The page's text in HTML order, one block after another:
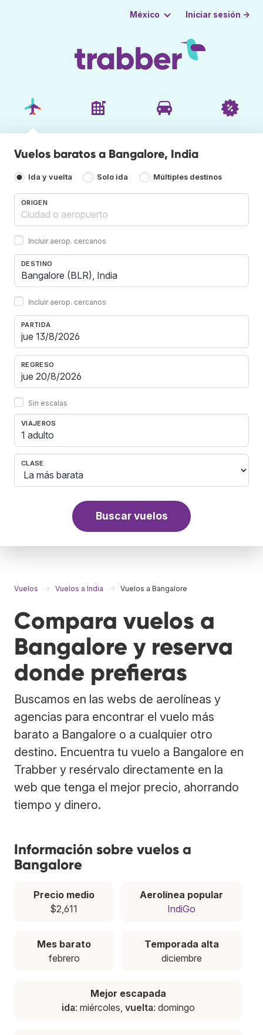
México Iniciar sesión →
Vuelos baratos a Bangalore, India
Ida y vuelta Solo ida Múltiples destinos
ORIGEN
Incluir aerop. cercanos
DESTINO
Incluir aerop. cercanos
PARTIDA
REGRESO
Sin escalas
VIAJEROS
1 adulto
CLASE
Buscar vuelos
Vuelos Vuelos a India Vuelos a Bangalore
Compara vuelos a
Bangalore y reserva
donde prefieras
Buscamos en las webs de aerolíneas y
agencias para encontrar el vuelo más
barato a Bangalore o a cualquier otro
destino. Encuentra tu vuelo a Bangalore en
Trabber y resérvalo directamente en la
web que tenga el mejor precio, ahorrando
tiempo y dinero.
Información sobre vuelos a
Bangalore
Precio medio
$2,611
Aerolínea popular
IndiGo
Mes barato
febrero
Temporada alta
diciembre
Mejor escapada
ida: miércoles, vuelta: domingo